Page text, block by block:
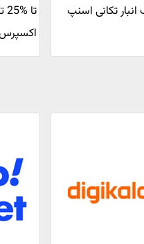
انبار تکانی اسنپ
اکسپرس